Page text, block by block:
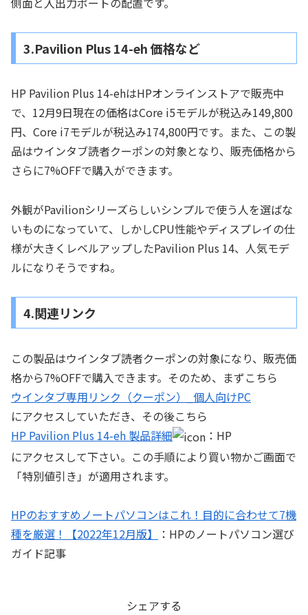
3.Pavilion Plus 14-eh 価格など
HP Pavilion Plus 14-ehはHPオンラインストアで販売中
で、12月9日現在の価格はCore i5モデルが税込み149,800
円、Core i7モデルが税込み174,800円です。また、この製
品はウインタブ読者クーポンの対象となり、販売価格から
さらに7%OFFで購入ができます。
外観がPavilionシリーズらしいシンプルで使う人を選ばな
いものになっていて、しかしCPU性能やディスプレイの仕
様が大きくレベルアップしたPavilion Plus 14、人気モデ
ルになりそうですね。
4.関連リンク
この製品はウインタブ読者クーポンの対象になり、販売価
格から7%OFFで購入できます。そのため、まずこちら
ウインタブ専用リンク（クーポン）_個人向けPC
にアクセスしていただき、その後こちら
HP Pavilion Plus 14-eh 製品詳細
：HP
にアクセスして下さい。この手順により買い物かご画面で
「特別値引き」が適用されます。
HPのおすすめノートパソコンはこれ！目的に合わせて7機
種を厳選！【2022年12月版】
：HPのノートパソコン選び
ガイド記事
シェアする